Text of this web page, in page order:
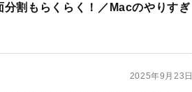
割もらくらく！／Macのやりすぎ
2025年9月23日